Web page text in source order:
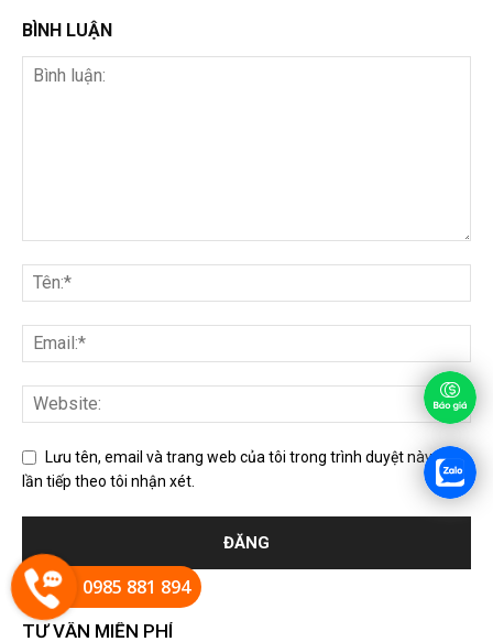
BÌNH LUẬN
Lưu tên, email và trang web của tôi trong trình duyệt này cho
lần tiếp theo tôi nhận xét.
TƯ VẤN MIỄN PHÍ
0985 881 894